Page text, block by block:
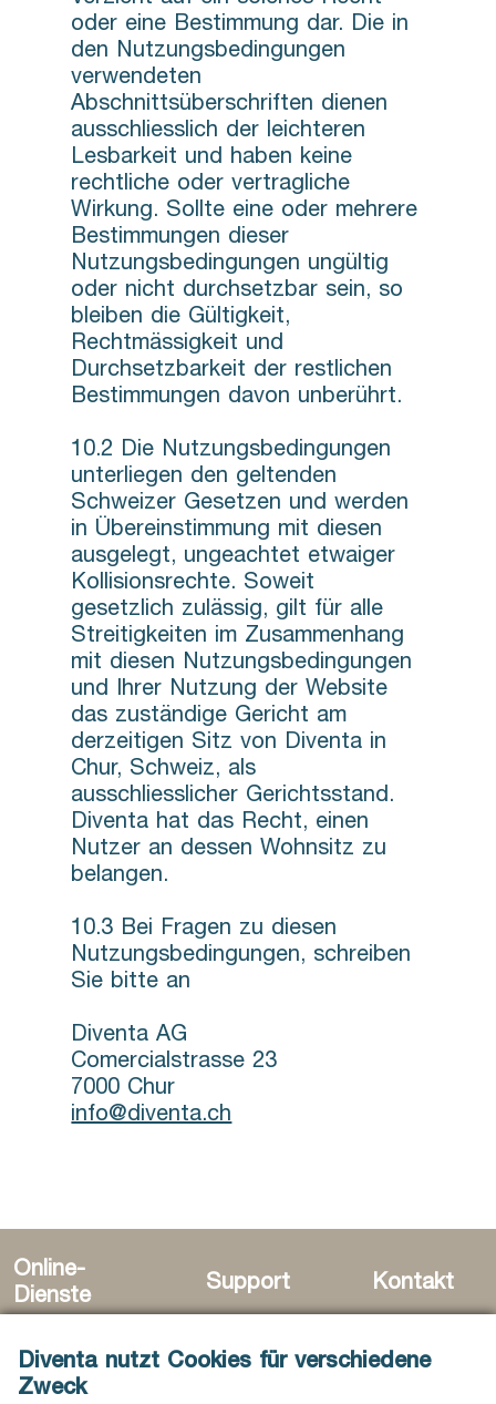
oder eine Bestimmung dar. Die in
den Nutzungsbedingungen
verwendeten
Abschnittsüberschriften dienen
ausschliesslich der leichteren
Lesbarkeit und haben keine
rechtliche oder vertragliche
Wirkung. Sollte eine oder mehrere
Bestimmungen dieser
Nutzungsbedingungen ungültig
oder nicht durchsetzbar sein, so
bleiben die Gültigkeit,
Rechtmässigkeit und
Durchsetzbarkeit der restlichen
Bestimmungen davon unberührt.
10.2 Die Nutzungsbedingungen
unterliegen den geltenden
Schweizer Gesetzen und werden
in Übereinstimmung mit diesen
ausgelegt, ungeachtet etwaiger
Kollisionsrechte. Soweit
gesetzlich zulässig, gilt für alle
Streitigkeiten im Zusammenhang
mit diesen Nutzungsbedingungen
und Ihrer Nutzung der Website
das zuständige Gericht am
derzeitigen Sitz von Diventa in
Chur, Schweiz, als
ausschliesslicher Gerichtsstand.
Diventa hat das Recht, einen
Nutzer an dessen Wohnsitz zu
belangen.
10.3 Bei Fragen zu diesen
Nutzungsbedingungen, schreiben
Sie bitte an
Diventa AG
Comercialstrasse 23
7000 Chur
info@diventa.ch
Online-
Dienste
Support Kontakt
Diventa nutzt Cookies für verschiedene
Zweck